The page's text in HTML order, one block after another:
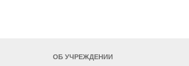
ОБ УЧРЕЖДЕНИИ